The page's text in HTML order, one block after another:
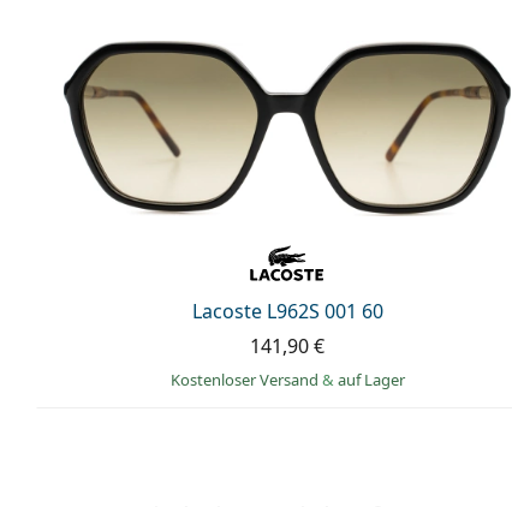
Lacoste L962S 001 60
141,90 €
Kostenloser Versand & auf Lager